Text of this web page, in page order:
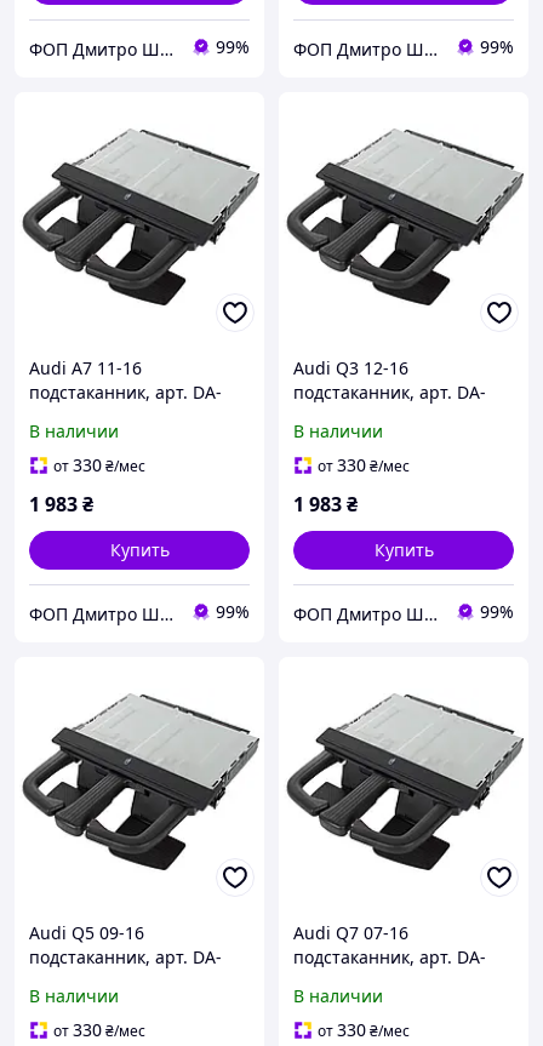
ФОП Дмитро Шуст Анатолійович 99% ФОП Дмитро Шуст Анатолійович 99%
Audi A7 11-16
подстаканник, арт. DA-
В наличии
от330₴/мес
1 983₴
Купить
ФОП Дмитро Шуст Анатолійович 99%
Audi Q3 12-16
подстаканник, арт. DA-
В наличии
от330₴/мес
1 983₴
Купить
ФОП Дмитро Шуст Анатолійович 99%
Audi Q5 09-16
подстаканник, арт. DA-
В наличии
от330₴/мес
Audi Q7 07-16
подстаканник, арт. DA-
В наличии
от330₴/мес